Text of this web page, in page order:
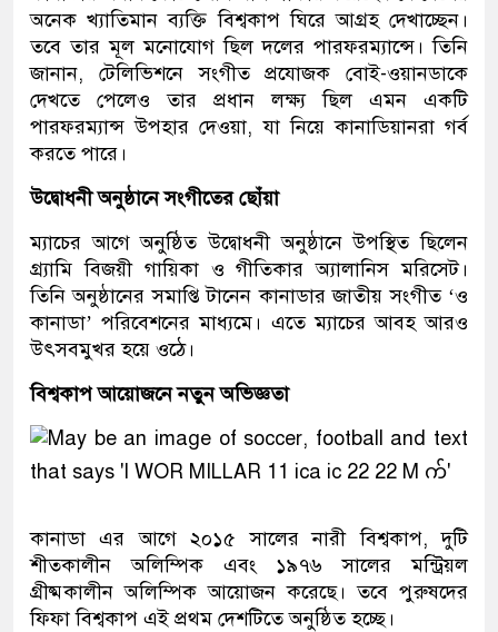
অনেক খ্যাতিমান ব্যক্তি বিশ্বকাপ ঘিরে আগ্রহ দেখাচ্ছেন।
তবে তার মূল মনোযোগ ছিল দলের পারফরম্যান্সে। তিনি
জানান, টেলিভিশনে সংগীত প্রযোজক বোই-ওয়ানডাকে
দেখতে পেলেও তার প্রধান লক্ষ্য ছিল এমন একটি
পারফরম্যান্স উপহার দেওয়া, যা নিয়ে কানাডিয়ানরা গর্ব
করতে পারে।
উদ্বোধনী অনুষ্ঠানে সংগীতের ছোঁয়া
ম্যাচের আগে অনুষ্ঠিত উদ্বোধনী অনুষ্ঠানে উপস্থিত ছিলেন
গ্র্যামি বিজয়ী গায়িকা ও গীতিকার অ্যালানিস মরিসেট।
তিনি অনুষ্ঠানের সমাপ্তি টানেন কানাডার জাতীয় সংগীত ‘ও
কানাডা’ পরিবেশনের মাধ্যমে। এতে ম্যাচের আবহ আরও
উৎসবমুখর হয়ে ওঠে।
বিশ্বকাপ আয়োজনে নতুন অভিজ্ঞতা
কানাডা এর আগে ২০১৫ সালের নারী বিশ্বকাপ, দুটি
শীতকালীন অলিম্পিক এবং ১৯৭৬ সালের মন্ট্রিয়ল
গ্রীষ্মকালীন অলিম্পিক আয়োজন করেছে। তবে পুরুষদের
ফিফা বিশ্বকাপ এই প্রথম দেশটিতে অনুষ্ঠিত হচ্ছে।